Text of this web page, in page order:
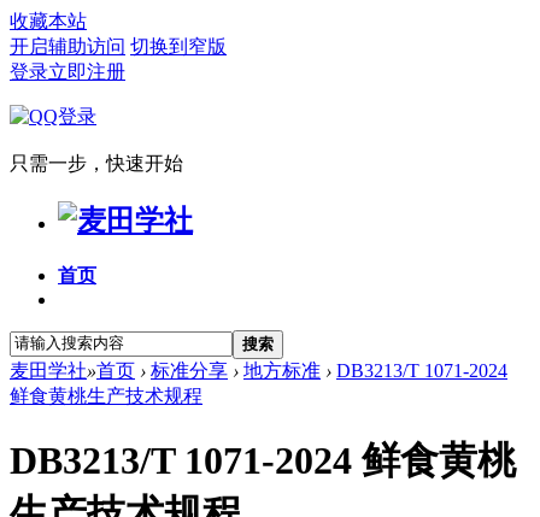
收藏本站
开启辅助访问 切换到窄版
登录立即注册
只需一步，快速开始
首页
搜索
麦田学社»首页 › 标准分享 › 地方标准 › DB3213/T 1071-2024
鲜食黄桃生产技术规程
DB3213/T 1071-2024 鲜食黄桃